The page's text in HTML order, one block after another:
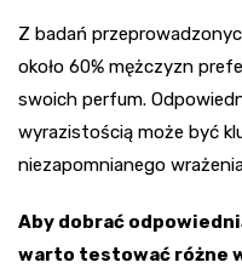
Z badań
około 60% mężczyzn
swoich perfum.
wyrazistością może być
niezapomnianego
Aby dobrać
warto testować różne